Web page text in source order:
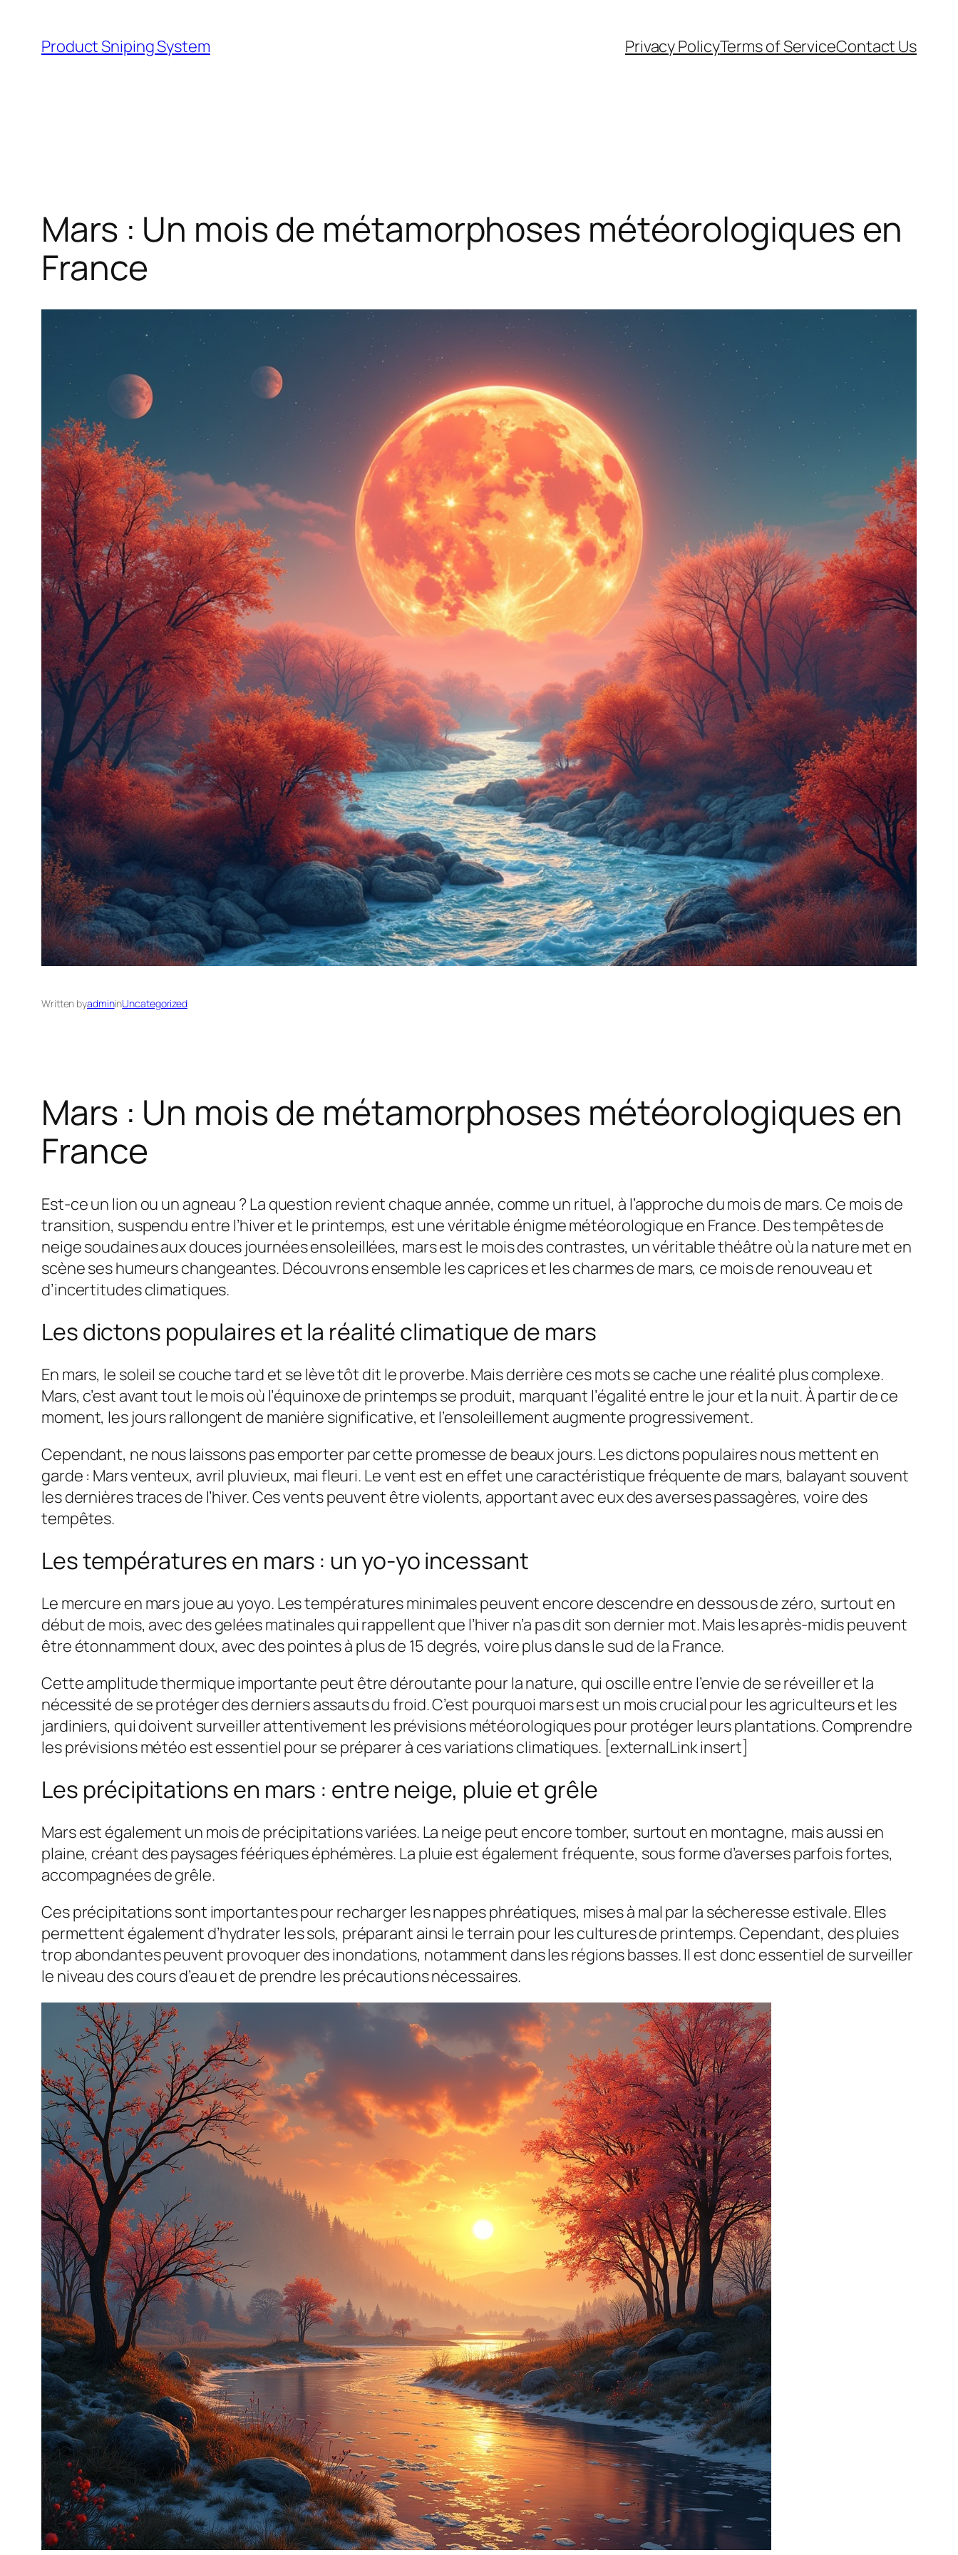
content
Product Sniping System Privacy PolicyTerms of ServiceContact Us
Mars : Un mois de métamorphoses météorologiques en
France
Written byadmininUncategorized
Mars : Un mois de métamorphoses météorologiques en
France
Est-ce un lion ou un agneau ? La question revient chaque année, comme un rituel, à l’approche du mois de mars. Ce mois de
transition, suspendu entre l’hiver et le printemps, est une véritable énigme météorologique en France. Des tempêtes de
neige soudaines aux douces journées ensoleillées, mars est le mois des contrastes, un véritable théâtre où la nature met en
scène ses humeurs changeantes. Découvrons ensemble les caprices et les charmes de mars, ce mois de renouveau et
d’incertitudes climatiques.
Les dictons populaires et la réalité climatique de mars
En mars, le soleil se couche tard et se lève tôt dit le proverbe. Mais derrière ces mots se cache une réalité plus complexe.
Mars, c’est avant tout le mois où l’équinoxe de printemps se produit, marquant l’égalité entre le jour et la nuit. À partir de ce
moment, les jours rallongent de manière significative, et l’ensoleillement augmente progressivement.
Cependant, ne nous laissons pas emporter par cette promesse de beaux jours. Les dictons populaires nous mettent en
garde : Mars venteux, avril pluvieux, mai fleuri. Le vent est en effet une caractéristique fréquente de mars, balayant souvent
les dernières traces de l’hiver. Ces vents peuvent être violents, apportant avec eux des averses passagères, voire des
tempêtes.
Les températures en mars : un yo-yo incessant
Le mercure en mars joue au yoyo. Les températures minimales peuvent encore descendre en dessous de zéro, surtout en
début de mois, avec des gelées matinales qui rappellent que l’hiver n’a pas dit son dernier mot. Mais les après-midis peuvent
être étonnamment doux, avec des pointes à plus de 15 degrés, voire plus dans le sud de la France.
Cette amplitude thermique importante peut être déroutante pour la nature, qui oscille entre l’envie de se réveiller et la
nécessité de se protéger des derniers assauts du froid. C’est pourquoi mars est un mois crucial pour les agriculteurs et les
jardiniers, qui doivent surveiller attentivement les prévisions météorologiques pour protéger leurs plantations. Comprendre
les prévisions météo est essentiel pour se préparer à ces variations climatiques. [externalLink insert]
Les précipitations en mars : entre neige, pluie et grêle
Mars est également un mois de précipitations variées. La neige peut encore tomber, surtout en montagne, mais aussi en
plaine, créant des paysages féériques éphémères. La pluie est également fréquente, sous forme d’averses parfois fortes,
accompagnées de grêle.
Ces précipitations sont importantes pour recharger les nappes phréatiques, mises à mal par la sécheresse estivale. Elles
permettent également d’hydrater les sols, préparant ainsi le terrain pour les cultures de printemps. Cependant, des pluies
trop abondantes peuvent provoquer des inondations, notamment dans les régions basses. Il est donc essentiel de surveiller
le niveau des cours d’eau et de prendre les précautions nécessaires.